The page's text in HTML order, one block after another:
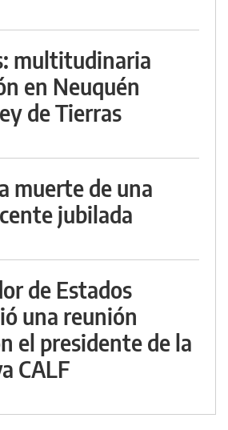
multitudinaria
en Neuquén
de Tierras
muerte de una
jubilada
de Estados
una reunión
el presidente de la
CALF